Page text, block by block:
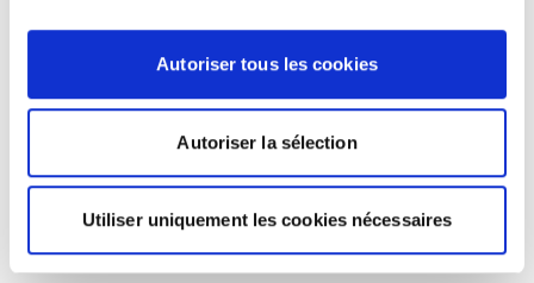
Autoriser tous les cookies
Autoriser la sélection
Utiliser uniquement les cookies nécessaires